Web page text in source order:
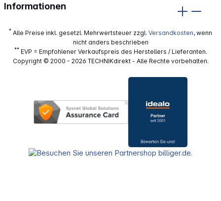
Informationen
* Alle Preise inkl. gesetzl. Mehrwertsteuer zzgl. Versandkosten, wenn
nicht anders beschrieben
**EVP = Empfohlener Verkaufspreis des Herstellers / Lieferanten.
Copyright © 2000 - 2026 TECHNIKdirekt - Alle Rechte vorbehalten.